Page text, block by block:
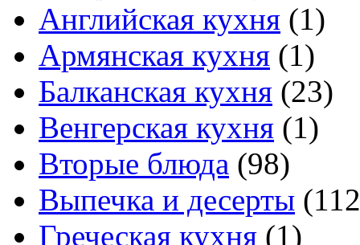
Английская кухня (1)
Армянская кухня (1)
Балканская кухня (23)
Венгерская кухня (1)
Вторые блюда (98)
Выпечка и десерты
Греческая кухня (1)